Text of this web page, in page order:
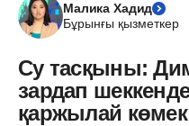
Малика Хадид
Бұрынғы қызметкер
Су тасқыны:
зардап
қаржылай